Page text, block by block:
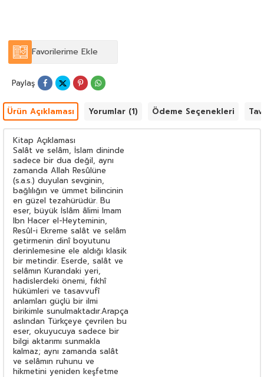
Favorilerime Ekle
Paylaş
Ürün Açıklaması Yorumlar (1) Ödeme Seçenekleri
Kitap Açıklaması
Salât ve selâm, İslam dininde
sadece bir dua değil, aynı
zamanda Allah Resûlüne
(s.a.s.) duyulan sevginin,
bağlılığın ve ümmet bilincinin
en güzel tezahürüdür. Bu
eser, büyük İslâm âlimi Imam
Ibn Hacer el-Heyteminin,
Resûl-i Ekreme salât ve selâm
getirmenin dinî boyutunu
derinlemesine ele aldığı klasik
bir metindir. Eserde, salât ve
selâmın Kurandaki yeri,
hadislerdeki önemi, fıkhî
hükümleri ve tasavvufî
anlamları güçlü bir ilmi
birikimle sunulmaktadır.Arapça
aslından Türkçeye çevrilen bu
eser, okuyucuya sadece bir
bilgi aktarımı sunmakla
kalmaz; aynı zamanda salât
ve selâmın ruhunu ve
hikmetini yeniden keşfetme